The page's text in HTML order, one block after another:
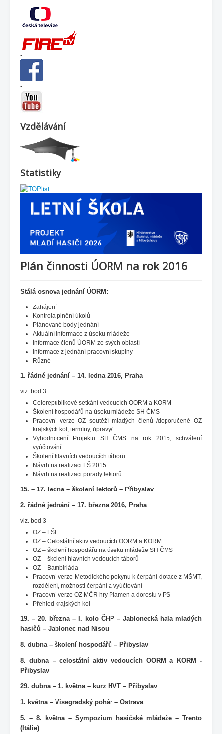
-
-
Vzdělávání
Statistiky
Plán činnosti ÚORM na rok 2016
Stálá osnova jednání ÚORM:
Zahájení
Kontrola plnění úkolů
Plánované body jednání
Aktuální informace z úseku mládeže
Informace členů ÚORM ze svých oblastí
Informace z jednání pracovní skupiny
Různé
1. řádné jednání – 14. ledna 2016, Praha
viz. bod 3
Celorepublikové setkání vedoucích OORM a KORM
Školení hospodářů na úseku mládeže SH ČMS
Pracovní verze OZ soutěží mladých členů /doporučené OZ
krajských kol, termíny, úpravy/
Vyhodnocení Projektu SH ČMS na rok 2015, schválení
vyúčtování
Školení hlavních vedoucích táborů
Návrh na realizaci LŠ 2015
Návrh na realizaci porady lektorů
15. – 17. ledna – školení lektorů – Přibyslav
2. řádné jednání – 17. března 2016, Praha
viz. bod 3
OZ – LŠI
OZ – Celostátní aktiv vedoucích OORM a KORM
OZ – školení hospodářů na úseku mládeže SH ČMS
OZ – školení hlavních vedoucích táborů
OZ – Bambiriáda
Pracovní verze Metodického pokynu k čerpání dotace z MŠMT,
rozdělení, možnosti čerpání a vyúčtování
Pracovní verze OZ MČR hry Plamen a dorostu v PS
Přehled krajských kol
19. – 20. března – I. kolo ČHP – Jablonecká hala mladých
hasičů – Jablonec nad Nisou
8. dubna – školení hospodářů – Přibyslav
8. dubna – celostátní aktiv vedoucích OORM a KORM -
Přibyslav
29. dubna – 1. května – kurz HVT – Přibyslav
1. května – Visegradský pohár – Ostrava
5. – 8. května – Sympozium hasičské mládeže – Trento
(Itálie)